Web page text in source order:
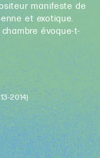
manifeste de
et exotique.
évoque-t-
2014)